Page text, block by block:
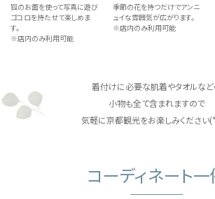
狐のお面を使って写真に遊び
ゴコロを持たせて楽しめま
す。
※店内のみ利用可能
季節の花を持つだけでアンニ
ュイな雰囲気が広がります。
※店内のみ利用可能
着付けに必要な肌着やタオルな
小物も全て含まれますので
気軽に京都観光をお楽しみください
コーディネート一